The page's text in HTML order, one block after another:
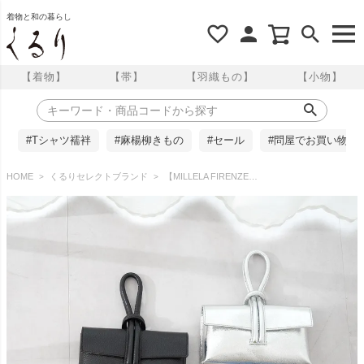
着物と和の暮らし
【着物】 【帯】 【羽織もの】 【小物】
#Tシャツ襦袢 #麻楊柳きもの #セール #問屋でお買い物
HOME くるりセレクトブランド 【MILLELA FIRENZE（ミレッラフィレンツェ）】 ループハンドバック